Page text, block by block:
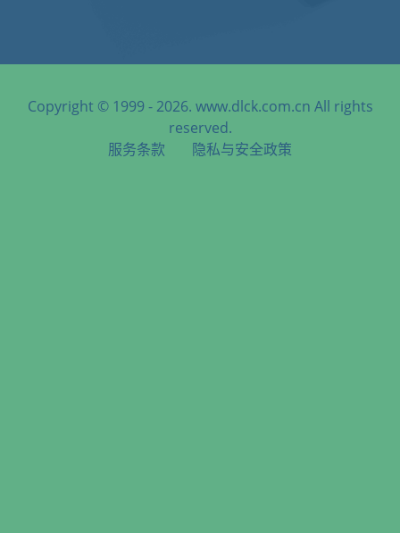
Copyright © 1999 - 2026. www.dlck.com.cn All rights
reserved.
服务条款
隐私与安全政策